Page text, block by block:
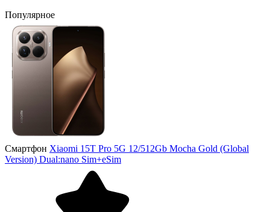
Популярное
Смартфон Xiaomi 15T Pro 5G 12/512Gb Mocha Gold (Global
Version) Dual:nano Sim+eSim